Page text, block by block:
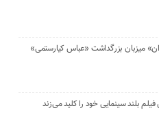
میزبان بزرگداشت «عباس کیارستمی»
فیلم بلند سینمایی خود را کلید می‌زند